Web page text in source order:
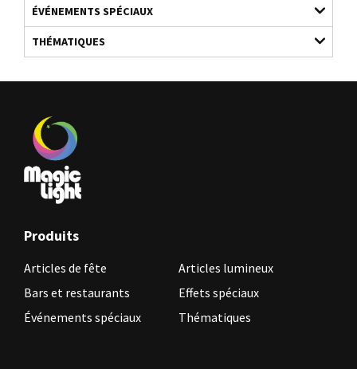
ÉVÉNEMENTS SPÉCIAUX
THÉMATIQUES
Produits
Articles de fête
Articles lumineux
Bars et restaurants
Effets spéciaux
Événements spéciaux
Thématiques